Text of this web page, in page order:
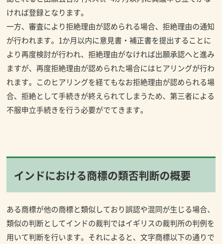
ければ登録となります。
一方、審査により拒絶理由が認められる場合、拒絶理由の通知
が行われます。1か月以内に意見書・補正書を提出することに
より再度検討が行われ、拒絶理由がなければ出願承認へと進み
ますが、再度拒絶理由が認められた場合にはヒアリングが行わ
れます。このヒアリングを経てもなお拒絶理由が認められる場
合、拒絶として手続きが終えられてしまうため、第三者による
不服申立手続きを行う必要がでてきます。
インドにおける商標の類否判断の概要
ある商標が他の商標と類似しており誤認や混同が生じる場合、
類似の判断としてインドの裁判ではイギリスの裁判所の判例を
用いて判断を行います。それによると、文字商標以下の通りで